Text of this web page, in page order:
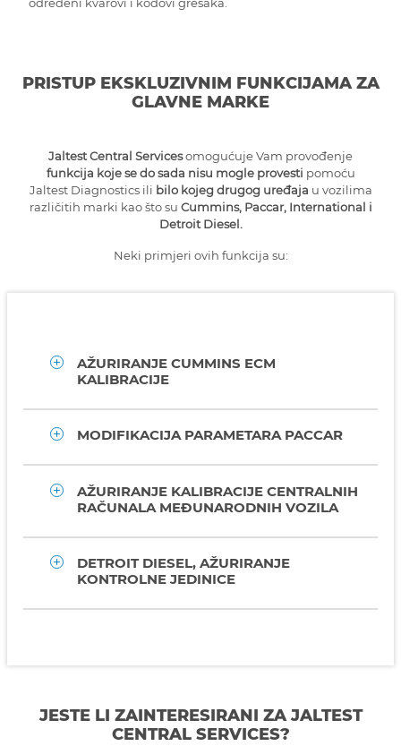
određeni kvarovi i kodovi grešaka.
PRISTUP EKSKLUZIVNIM FUNKCIJAMA ZA
GLAVNE MARKE
Jaltest Central Servicesomogućuje Vam provođenje
funkcija koje se do sada nisu mogle provesti pomoću
Jaltest Diagnostics ili bilo kojeg drugog uređaja u vozilima
različitih marki kao što su Cummins, Paccar, International i
Detroit Diesel.
Neki primjeri ovih funkcija su:
AŽURIRANJE CUMMINS ECM
KALIBRACIJE
MODIFIKACIJA PARAMETARA PACCAR
AŽURIRANJE KALIBRACIJE CENTRALNIH
RAČUNALA MEĐUNARODNIH VOZILA
DETROIT DIESEL, AŽURIRANJE
KONTROLNE JEDINICE
JESTE LI ZAINTERESIRANI ZA JALTEST
CENTRAL SERVICES?